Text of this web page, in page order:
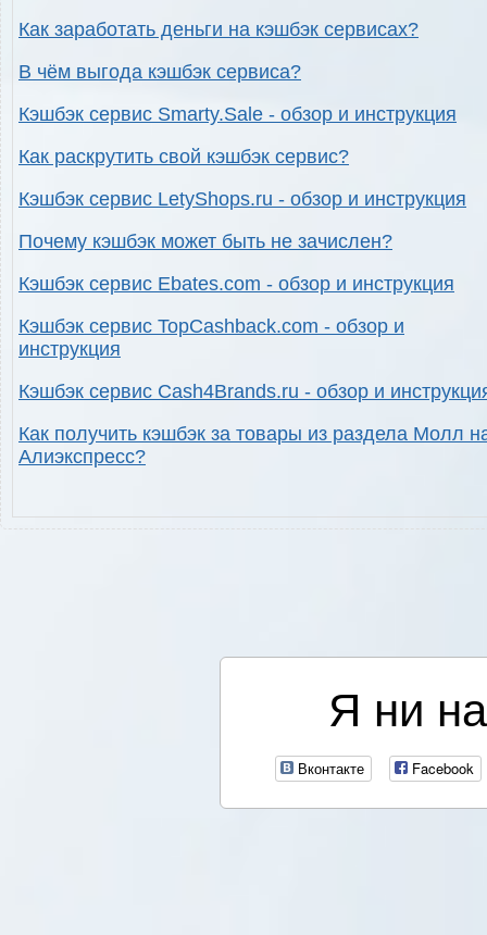
Как заработать деньги на кэшбэк сервисах?
В чём выгода кэшбэк сервиса?
Кэшбэк сервис Smarty.Sale - обзор и инструкция
Как раскрутить свой кэшбэк сервис?
Кэшбэк сервис LetyShops.ru - обзор и инструкция
Почему кэшбэк может быть не зачислен?
Кэшбэк сервис Ebates.com - обзор и инструкция
Кэшбэк сервис TopCashback.com - обзор и
инструкция
Кэшбэк сервис Cash4Brands.ru - обзор и
Как получить кэшбэк за товары из раздела Молл
Алиэкспресс?
Я ни
Вконтакте Facebook